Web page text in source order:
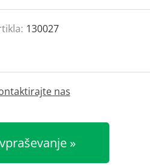
130027
nas